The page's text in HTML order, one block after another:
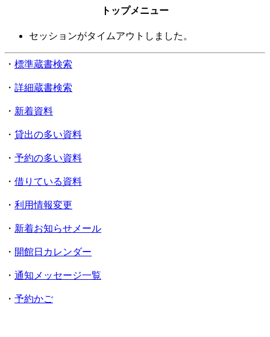
トップメニュー
セッションがタイムアウトしました。
・ 標準蔵書検索
・ 詳細蔵書検索
・ 新着資料
・ 貸出の多い資料
・ 予約の多い資料
・ 借りている資料
・ 利用情報変更
・ 新着お知らせメール
・ 開館日カレンダー
・ 通知メッセージ一覧
・ 予約かご